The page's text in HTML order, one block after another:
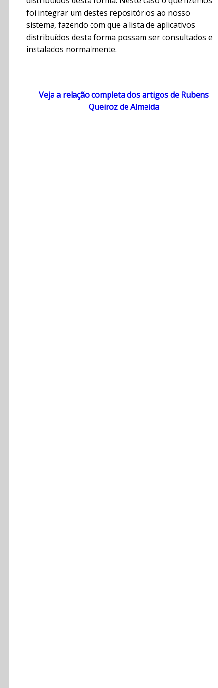
foi integrar um destes repositórios ao nosso
sistema, fazendo com que a lista de aplicativos
distribuídos desta forma possam ser consultados e
instalados normalmente.
Veja a relação completa dos artigos de Rubens
Queiroz de Almeida